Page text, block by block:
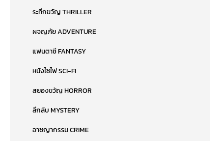
ระทึกขวัญ THRILLER
ผจญภัย ADVENTURE
แฟนตาซี FANTASY
หนังไซไฟ SCI-FI
สยองขวัญ HORROR
ลึกลับ MYSTERY
อาชญากรรม CRIME